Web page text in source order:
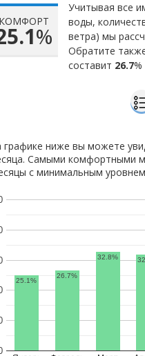
КОМФОРТ
%
Учитывая все
воды,
ветра) мы
Обратите
составит 26.7%
графике ниже вы можете
Самыми комфортными
с минимальным
25.1%
26.7%
32.8%